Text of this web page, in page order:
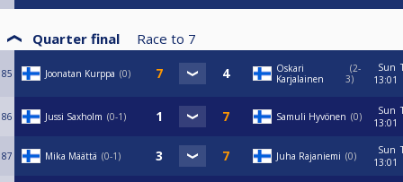
Quarter final Race to 7
85 Joonatan Kurppa 0
Oskari
Karjalainen
2-
3
Sun
13:01
86 Jussi Saxholm 0-1 Samuli Hyvönen 0
Sun
13:01
87 Mika Määttä 0-1 Juha Rajaniemi 0
Sun
13:01